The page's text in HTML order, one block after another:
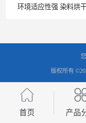
操作简便 医药中间体烘
版权所有
技术支持： 八方资
首页 产品